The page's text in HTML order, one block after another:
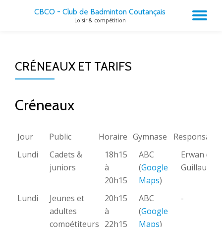
CBCO - Club de Badminton Coutançais
Loisir & compétition
CRÉNEAUX ET TARIFS
Créneaux
Jour Public Horaire Gymnase
Responsable
Jour
Public Horaire Gymnase
Lundi
Cadets &
juniors
18h15
à
20h15
ABC
(Google
Maps)
Erwan et
Guillaume
Lundi
Jeunes et
adultes
compétiteurs
20h15
à
22h15
ABC
(Google
Maps)
-